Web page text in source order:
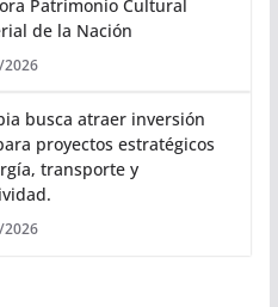
Patrimonio Cultural
de la Nación
busca atraer inversión
proyectos estratégicos
transporte y